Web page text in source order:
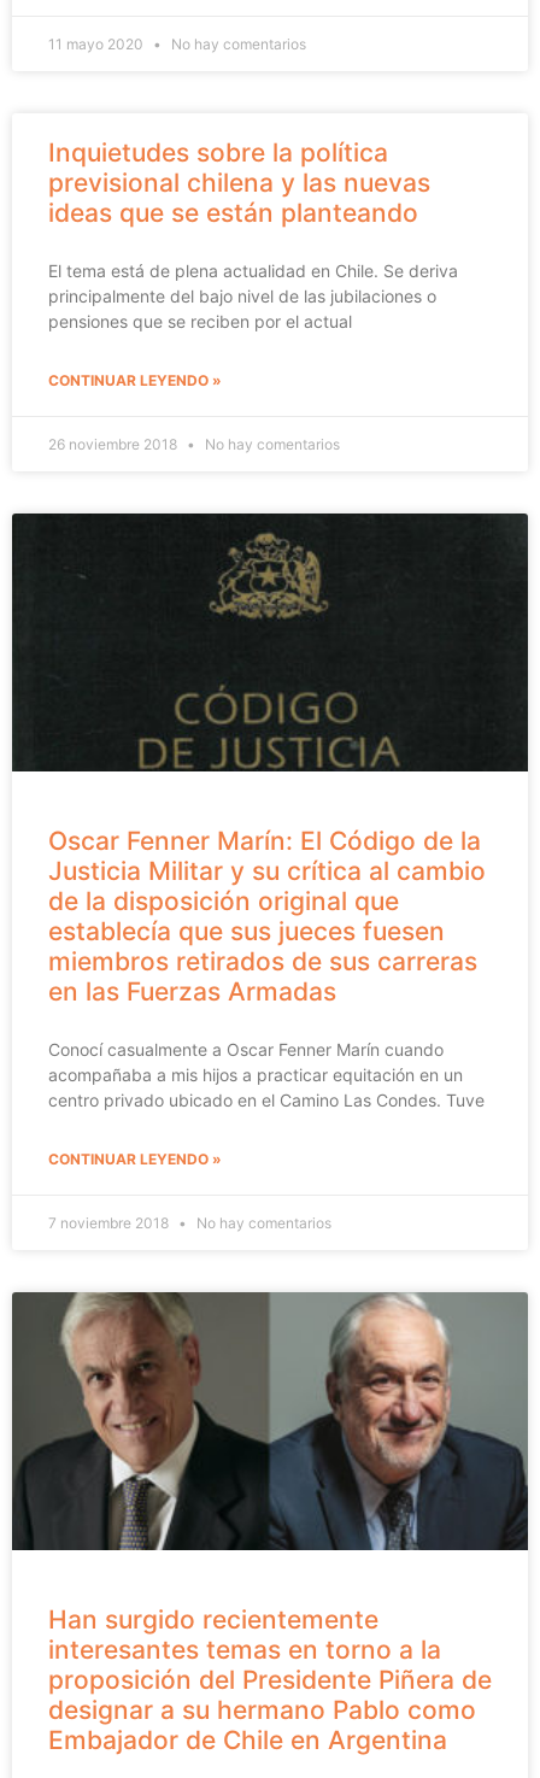
11 mayo 2020 No hay comentarios
Inquietudes sobre la política
previsional chilena y las nuevas
ideas que se están planteando
El tema está de plena actualidad en Chile. Se deriva
principalmente del bajo nivel de las jubilaciones o
pensiones que se reciben por el actual
CONTINUAR LEYENDO »
26 noviembre 2018 No hay comentarios
Oscar Fenner Marín: El Código de la
Justicia Militar y su crítica al cambio
de la disposición original que
establecía que sus jueces fuesen
miembros retirados de sus carreras
en las Fuerzas Armadas
Conocí casualmente a Oscar Fenner Marín cuando
acompañaba a mis hijos a practicar equitación en un
centro privado ubicado en el Camino Las Condes. Tuve
CONTINUAR LEYENDO »
7 noviembre 2018 No hay comentarios
Han surgido recientemente
interesantes temas en torno a la
proposición del Presidente Piñera de
designar a su hermano Pablo como
Embajador de Chile en Argentina